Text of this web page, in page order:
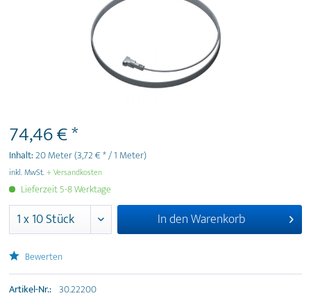
74,46 € *
Inhalt:20 Meter(3,72 € * / 1 Meter)
inkl. MwSt.+ Versandkosten
Lieferzeit 5-8 Werktage
In denWarenkorb
Bewerten
Artikel-Nr.: 30.22200